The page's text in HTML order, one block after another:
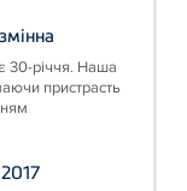
30-річчя. Наша
пристрасть